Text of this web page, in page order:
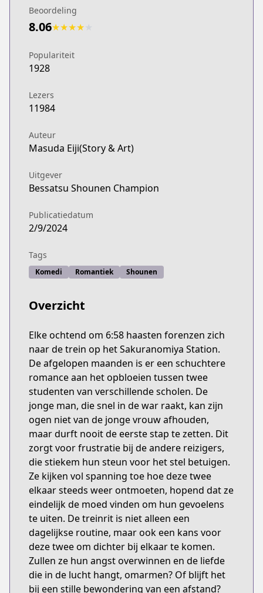
Beoordeling
8.06★★★★
Populariteit
1928
Lezers
11984
Auteur
Masuda Eiji(Story & Art)
Uitgever
Bessatsu Shounen Champion
Publicatiedatum
2/9/2024
Tags
Komedi Romantiek Shounen
Overzicht
Elke ochtend om 6:58 haasten forenzen zich
naar de trein op het Sakuranomiya Station.
De afgelopen maanden is er een schuchtere
romance aan het opbloeien tussen twee
studenten van verschillende scholen. De
jonge man, die snel in de war raakt, kan zijn
ogen niet van de jonge vrouw afhouden,
maar durft nooit de eerste stap te zetten. Dit
zorgt voor frustratie bij de andere reizigers,
die stiekem hun steun voor het stel betuigen.
Ze kijken vol spanning toe hoe deze twee
elkaar steeds weer ontmoeten, hopend dat ze
eindelijk de moed vinden om hun gevoelens
te uiten. De treinrit is niet alleen een
dagelijkse routine, maar ook een kans voor
deze twee om dichter bij elkaar te komen.
Zullen ze hun angst overwinnen en de liefde
die in de lucht hangt, omarmen? Of blijft het
bij een stille bewondering van een afstand?